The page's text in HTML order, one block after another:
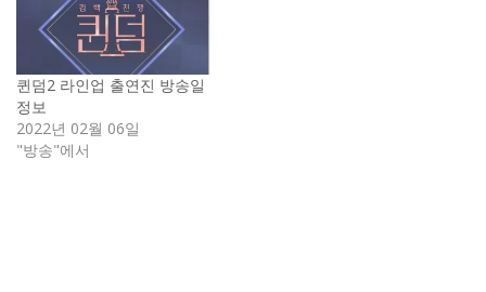
퀸덤2 라인업 출연진 방송일
정보
2022년 02월 06일
"방송"에서